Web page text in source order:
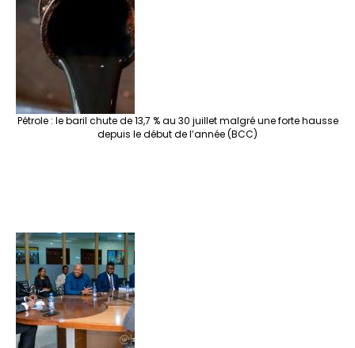
Pétrole : le baril chute de 13,7 % au 30 juillet malgré une forte hausse
depuis le début de l’année (BCC)